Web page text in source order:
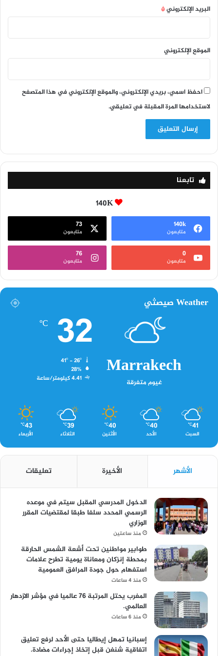
البريد الإلكتروني*
الموقع الإلكتروني
احفظ اسمي، بريدي الإلكتروني، والموقع الإلكتروني في هذا المتصفح
لاستخدامها المرة المقبلة في تعليقي.
تابعنا
140K
140k
متابعون
73
متابعون
0
متابعون
76
متابعون
Weather صيصثي
Marrakech
غيوم متفرقة
32
℃
28%
4.41 كيلومتر/ساعة
41
℃
السبت
40
℃
الأحد
40
℃
الأثنين
39
℃
الثلاثاء
43
℃
الأربعاء
الأشهر الأخيرة تعليقات
الدخول المدرسي المقبل سیتم في موعده
الرسمي المحدد سلفا طبقا لمقتضیات المقرر
الوزاري
منذ ساعتين
طوابير مواطنين تحت أشعة الشمس الحارقة
بمحطة إنزكان ومعاناة يومية تطرح علامات
استفهام حول جودة المرافق العمومية
منذ 4 ساعات
المغرب يحتل المرتبة 76 عالميا في مؤشر الازدهار
العالمي.
منذ 6 ساعات
إسبانيا تمهل إيطاليا حتى الأحد لرفع تعليق
اتفاقية شنغن قبل إتخاذ إجراءات مضادة.